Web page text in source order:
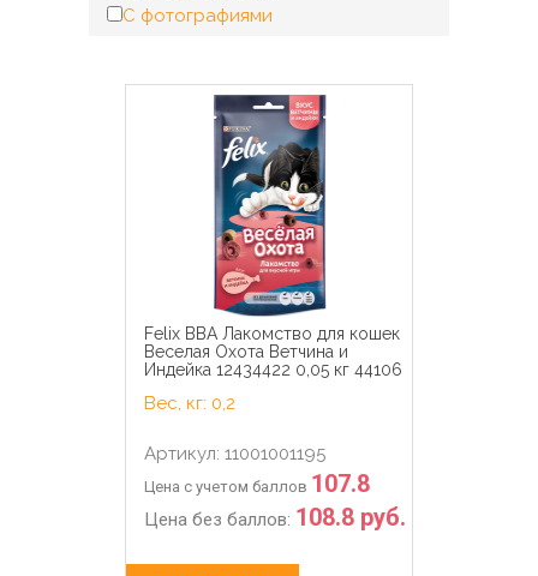
С фотографиями
Felix ВВА Лакомство для кошек
Веселая Охота Ветчина и
Индейка 12434422 0,05 кг 44106
Вес, кг: 0,2
Артикул: 11001001195
Цена с учетом баллов 107.8
Цена без баллов: 108.8 руб.